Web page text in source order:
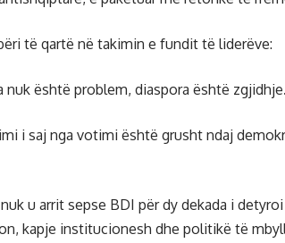
të qartë në takimin e fundit të liderëve:
nuk është problem, diaspora është zgjidhje.
i saj nga votimi është grusht ndaj
u arrit sepse BDI për dy dekada i
kapje institucionesh dhe politikë të